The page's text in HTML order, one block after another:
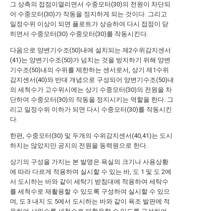
그 상측의 접점이열리면서 수중모터(30)의 전원이 차단되
어 수중모터(30)가 작동을 정지하게 되는 것이다. 그리고
일정수위 이상이 되면 플로트가 상승하여 다시 접점이 닫
히면서 수중모터(30) 수중모터(30)를 작동시킨다.
다음으로 양변기수조(50)내에 설치되는 제2수위감지센서
(41)는 양변기수조(50)가 넘치는 것을 방지하기 위해 양변
기수조(50)내의 수위를 제한하는 센서로서, 상기 제1수위
감지센서(40)와 반대 개념으로 구성되어 양변기수조(50)내
의 세척수가 고수위시에는 상기 수중모터(30)의 전원을 차
단하여 수중모터(30)의 작동을 정지시키는 역할을 한다. 그
리고 일정수위 이하가 되면 다시 수중모터(30)를 작동시킨
다.
한편, 수중모터(30) 및 두개의 수위감지센서(40,41)는 도시
하지는 않았지만 공지의 전원을 동력원으로 한다.
상기의 구성을 가지는 본 발명은 욕실의 크기나 사용상황
에 따라 다르게 적용하여 실시할 수 있는 바, 도 1 및 도 2에
서 도시하는 바와 같이 세탁기 받침대에 적용하여 세탁수
를 세척수로 재활용할 수 있도록 구성하여 실시할 수 있으
며, 도 3 내지 도 5에서 도시하는 바와 같이 욕조 발판에 적